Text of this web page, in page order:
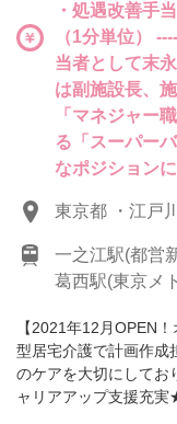
・処遇改善手
（1分単位）
当者として末
は副施設長、
「マネジャー
る「スーパー
なポジション
東京都 ・江戸
一之江駅(都営
葛西駅(東京メ
【2021年12月OPEN
型居宅介護で計画作成
のケアを大切にしてお
ャリアアップ支援充